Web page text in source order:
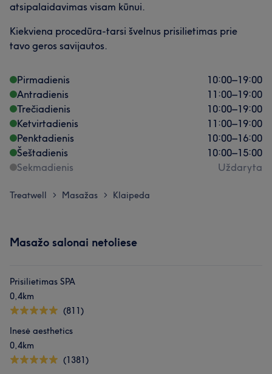
atsipalaidavimas visam kūnui.
Kiekviena procedūra-tarsi švelnus prisilietimas prie
tavo geros savijautos.
Pirmadienis 10:00–19:00
Antradienis
11:00–19:00
Trečiadienis
10:00–19:00
Ketvirtadienis
11:00–19:00
Penktadienis
10:00–16:00
Šeštadienis
10:00–15:00
Sekmadienis
Uždaryta
Treatwell > Masažas > Klaipeda
Masažo salonai netoliese
Prisilietimas SPA
0,4km
(811)
Inesė aesthetics
0,4km
(1381)